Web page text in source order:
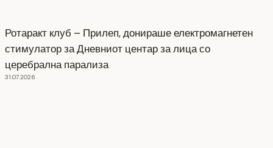
Ротаракт клуб – Прилеп, донираше електромагнетен
стимулатор за Дневниот центар за лица со
церебрална парализа
31.07.2026